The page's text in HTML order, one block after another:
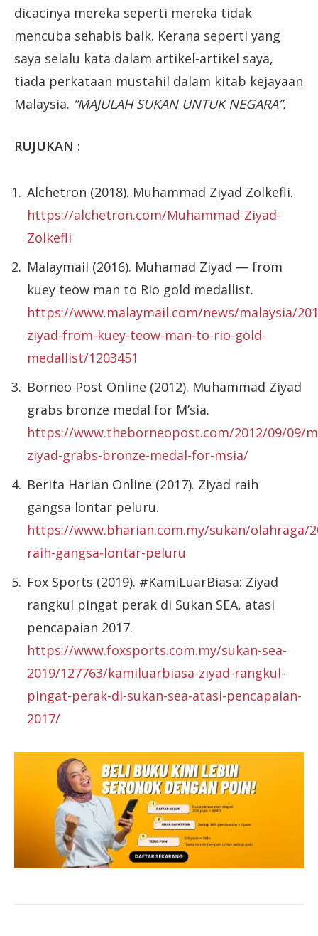
dicacinya mereka seperti mereka tidak
mencuba sehabis baik. Kerana seperti yang
saya selalu kata dalam artikel-artikel saya,
tiada perkataan mustahil dalam kitab kejayaan
Malaysia. “MAJULAH SUKAN UNTUK NEGARA”.
RUJUKAN :
Alchetron (2018). Muhammad Ziyad Zolkefli.
https://alchetron.com/Muhammad-Ziyad-
Zolkefli
Malaymail (2016). Muhamad Ziyad — from
kuey teow man to Rio gold medallist.
https://www.malaymail.com/news/malaysia/
ziyad-from-kuey-teow-man-to-rio-gold-
medallist/1203451
Borneo Post Online (2012). Muhammad Ziyad
grabs bronze medal for M’sia.
https://www.theborneopost.com/2012/09/09/
ziyad-grabs-bronze-medal-for-msia/
Berita Harian Online (2017). Ziyad raih
gangsa lontar peluru.
https://www.bharian.com.my/sukan/olahraga/
raih-gangsa-lontar-peluru
Fox Sports (2019). #KamiLuarBiasa: Ziyad
rangkul pingat perak di Sukan SEA, atasi
pencapaian 2017.
https://www.foxsports.com.my/sukan-sea-
2019/127763/kamiluarbiasa-ziyad-rangkul-
pingat-perak-di-sukan-sea-atasi-pencapaian-
2017/